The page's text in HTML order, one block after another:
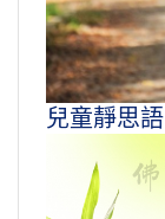
兒童靜思語